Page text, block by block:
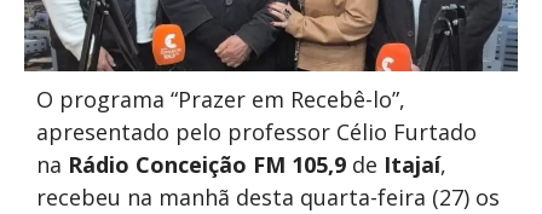
O programa “Prazer em Recebê-lo”,
apresentado pelo professor Célio Furtado
na Rádio Conceição FM 105,9 de Itajaí,
recebeu na manhã desta quarta-feira (27) os